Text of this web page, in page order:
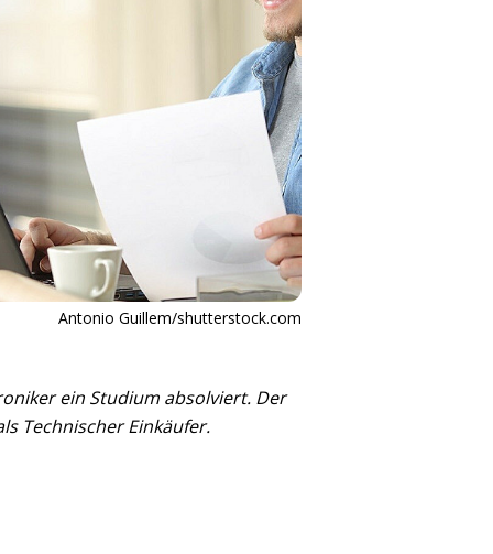
Antonio Guillem/shutterstock.com
ein Studium absolviert. Der
Technischer Einkäufer.